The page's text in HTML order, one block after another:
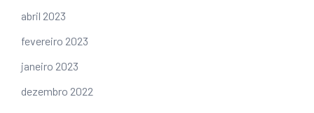
abril 2023
fevereiro 2023
janeiro 2023
dezembro 2022